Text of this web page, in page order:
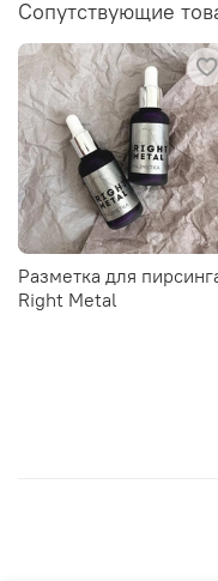
Сопутствующие
Разметка для
Right Metal